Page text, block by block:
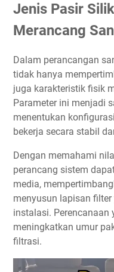
Jenis Pasir
Merancang
Dalam perancangan
tidak hanya
juga karakteristik fisik
Parameter ini menjadi
menentukan
bekerja secara stabil
Dengan memahami
perancang sistem
media,
menyusun lapisan
instalasi. Perencanaan
meningkatkan umur
filtrasi.